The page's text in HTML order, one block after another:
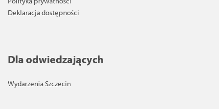
Deklaracja dostępności
Dla odwiedzających
Wydarzenia Szczecin